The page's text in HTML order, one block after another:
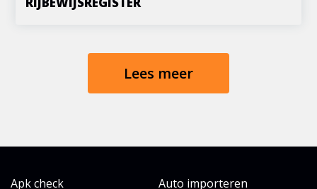
Lees meer
Apk check Auto importeren